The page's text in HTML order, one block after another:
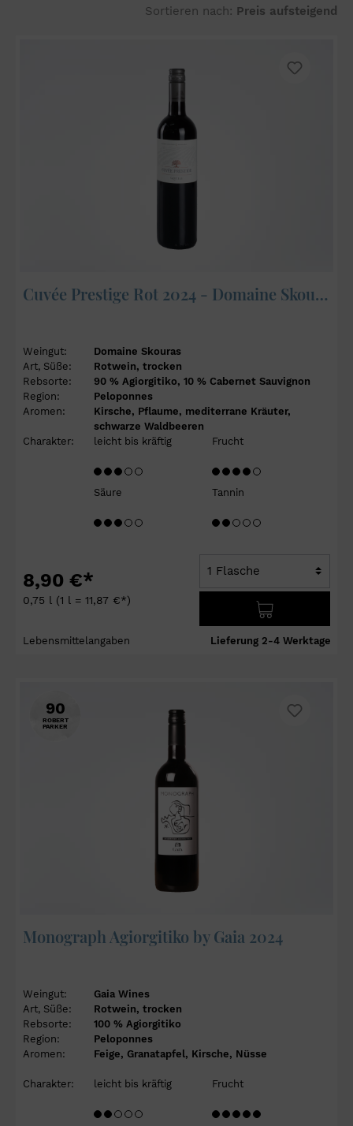
Cuvée Prestige Rot 2024 - Domaine Skouras
Weingut:
Domaine Skouras
Art, Süße:
Rotwein, trocken
Rebsorte:
90 % Agiorgitiko, 10 % Cabernet Sauvignon
Region:
Peloponnes
Aromen:
Kirsche, Pflaume, mediterrane Kräuter,
schwarze Waldbeeren
Charakter:
leicht bis kräftig Frucht
Säure Tannin
8,90 €*
0,75 l (1 l = 11,87 €*)
Lebensmittelangaben Lieferung 2-4 Werktage
90
ROBERT
PARKER
Monograph Agiorgitiko by Gaia 2024
Weingut:
Gaia Wines
Art, Süße:
Rotwein, trocken
Rebsorte:
100 % Agiorgitiko
Region:
Peloponnes
Aromen:
Feige, Granatapfel, Kirsche, Nüsse
Charakter: leicht bis kräftig Frucht